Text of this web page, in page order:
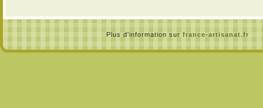
Plus d'information surfrance-artisanat.fr